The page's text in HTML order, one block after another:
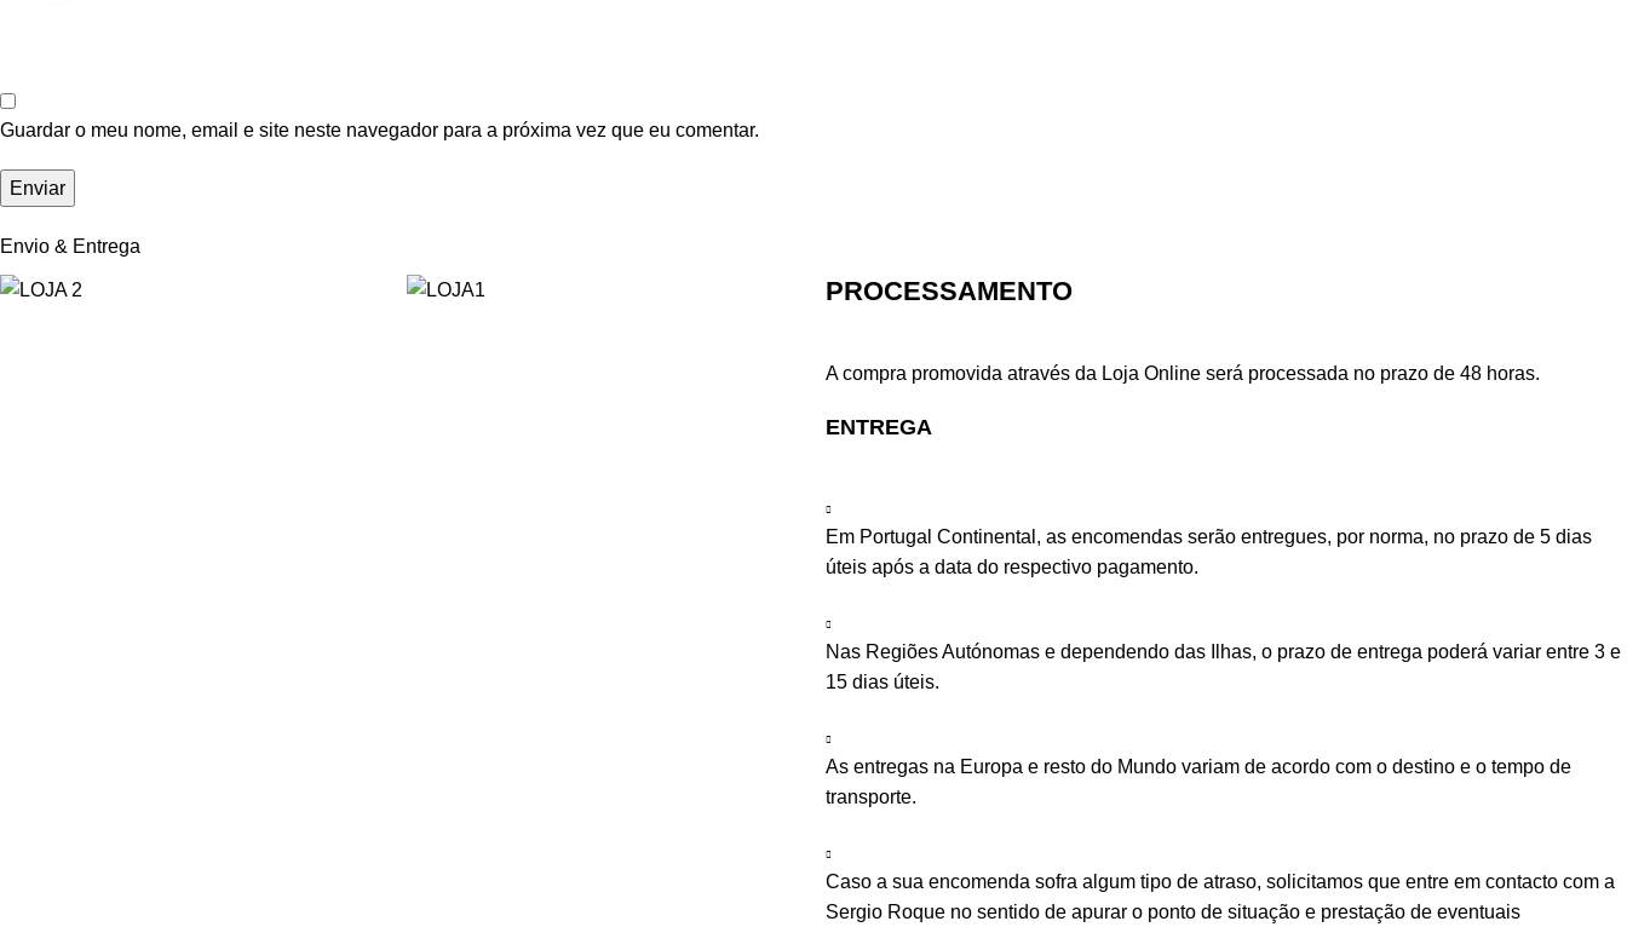
Guardar o meu nome, email e site neste navegador para a próxima vez que eu comentar.
Envio & Entrega
PROCESSAMENTO
A compra promovida através da Loja Online será processada no prazo de 48 horas.
ENTREGA
Em Portugal Continental, as encomendas serão entregues, por norma, no prazo de 5 dias
úteis após a data do respectivo pagamento.
Nas Regiões Autónomas e dependendo das Ilhas, o prazo de entrega poderá variar entre 3 e
15 dias úteis.
As entregas na Europa e resto do Mundo variam de acordo com o destino e o tempo de
transporte.
Caso a sua encomenda sofra algum tipo de atraso, solicitamos que entre em contacto com a
Sergio Roque no sentido de apurar o ponto de situação e prestação de eventuais